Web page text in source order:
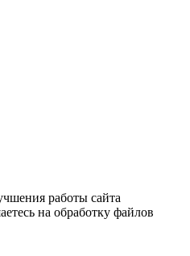
работы сайта
на обработку файлов